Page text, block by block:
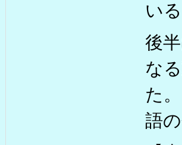
い
後
な
た
語